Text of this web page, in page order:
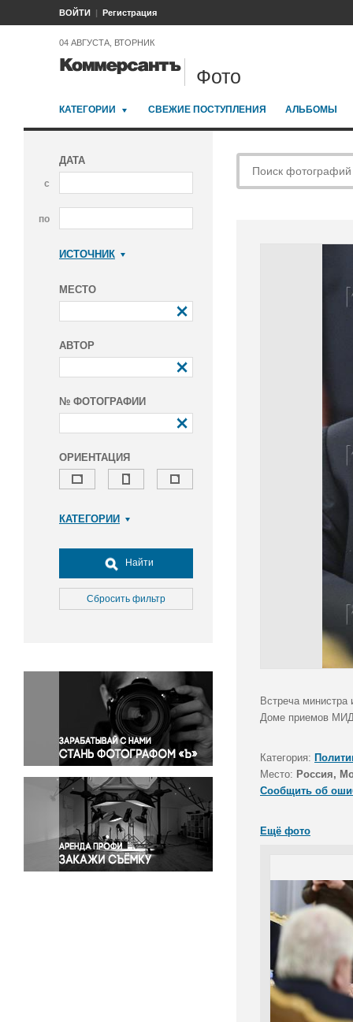
ВОЙТИ Регистрация
04 АВГУСТА, ВТОРНИК
Фото
КАТЕГОРИИ СВЕЖИЕ ПОСТУПЛЕНИЯ АЛЬБОМЫ
ДАТА
с
по
ИСТОЧНИК
МЕСТО
АВТОР
№ ФОТОГРАФИИ
ОРИЕНТАЦИЯ
КАТЕГОРИИ
Досуг, туризм и отдых
Культура
Медицина
Окружающая среда
Политика
Правосудие
Происшествия и конфликты
Религия
Светская жизнь
Спорт
Экология
Экономика и бизнес
Найти
Сбросить фильтр
Встреча
Доме приемов МИД
Категория:
Место: Россия,
Сообщить об
Ещё фото